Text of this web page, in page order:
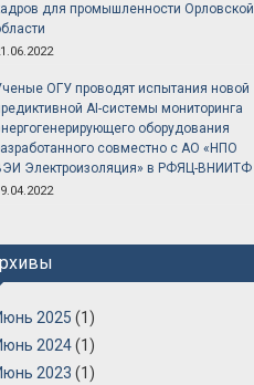
для промышленности Орловской
ОГУ проводят испытания новой
AI-системы мониторинга
оборудования
совместно с АО «НПО
Электроизоляция» в РФЯЦ-ВНИИТФ
2025 (1)
2024(1)
2023 (1)